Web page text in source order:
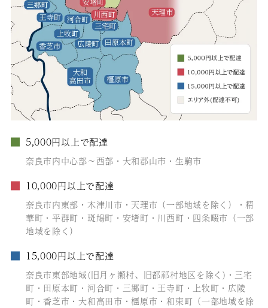
5,000円以上で配達
奈良市内中心部～西部・大和郡山市・生駒市
10,000円以上で配達
奈良市内東部・木津川市・天理市（一部地域を除く）・精
華町・平群町・斑鳩町・安堵町・川西町・四条畷市（一部
地域を除く）
15,000円以上で配達
奈良市東部地域(旧月ヶ瀬村、旧都祁村地区を除く)・三宅
町・田原本町・河合町・三郷町・王寺町・上牧町・広陵
町・香芝市・大和高田市・橿原市・和束町（一部地域を除